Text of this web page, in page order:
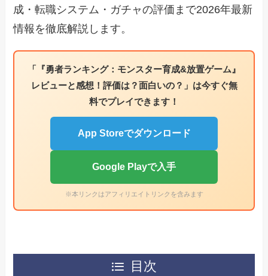
成・転職システム・ガチャの評価まで2026年最新
情報を徹底解説します。
「『勇者ランキング：モンスター育成&放置ゲーム』
レビューと感想！評価は？面白いの？」は今すぐ無
料でプレイできます！
App Storeでダウンロード
Google Playで入手
※本リンクはアフィリエイトリンクを含みます
目次